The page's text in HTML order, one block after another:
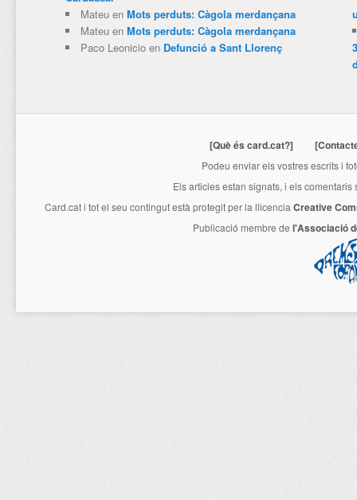
Mateuen Mots perduts: Càgola merdançana
Mateuen Mots perduts: Càgola merdançana
Paco Leonicioen Defunció a Sant Llorenç
[Què és card.cat?]
Podeu enviar els vostres escrits i
Els articles estan signats, i els
Card.cati tot el seu contingut està protegit per la llicencia Creative
Publicació membre de l'Associació